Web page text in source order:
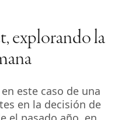
explorando la
este caso de una
en la decisión de